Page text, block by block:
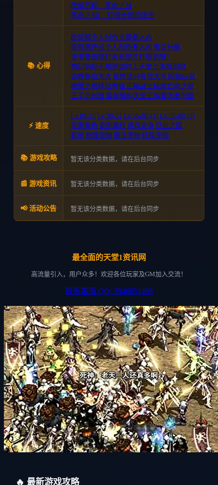
改版历程：革命之战
革命之战I：红骑士团的进击
📚 心得
欲投稿个人创作文章者入内
欲投稿开设个人创作者入内 有关分解
法书要去哪打舍牟怪才打得到呀?
想回锅却不知道如何上天堂ㄉ游戏网站
请教各位大大我想请问各位大大 回锅玩家
傲慢之塔移动卷轴 正服战士技能亡命之徒
王子怎创盟 最新版的天堂王族要怎麽创盟
⚡ 速度
Lv.01-15Lv.30-52Lv.55-80 (1) Lv.55-80 (2)
玩家角色 变形魔杖道具变身 日出之国
其他物理宠物 魔法宠物特殊宠物
📚 游戏攻略 暂无该分类数据，请在后台同步
📰 游戏资讯 暂无该分类数据，请在后台同步
📢 活动公告 暂无该分类数据，请在后台同步
最全面的天堂1资讯网
高流量引入，用户众多！欢迎各位玩家及GM加入交流！
联系客服 QQ: 3946851408
🔥 最新游戏攻略